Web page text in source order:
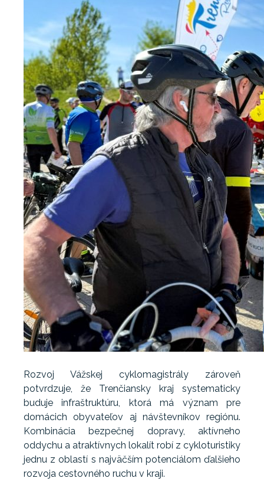
Rozvoj Vážskej cyklomagistrály zároveň
potvrdzuje, že Trenčiansky kraj systematicky
buduje infraštruktúru, ktorá má význam pre
domácich obyvateľov aj návštevníkov regiónu.
Kombinácia bezpečnej dopravy, aktívneho
oddychu a atraktívnych lokalít robí z cykloturistiky
jednu z oblastí s najväčším potenciálom ďalšieho
rozvoja cestovného ruchu v kraji.